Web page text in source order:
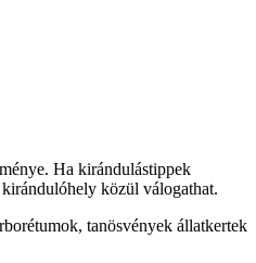
Ha kirándulástippek
közül válogathat.
tanösvények állatkertek